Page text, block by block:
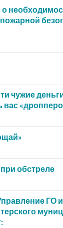
чужие
вас
обстреле
ГО